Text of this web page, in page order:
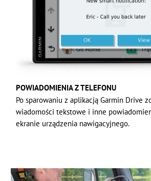
POWIADOMIENIA Z TELEFONU
Po sparowaniu z aplikacją Garmin Drive
wiadomości tekstowe i inne
ekranie urządzenia nawigacyjnego.